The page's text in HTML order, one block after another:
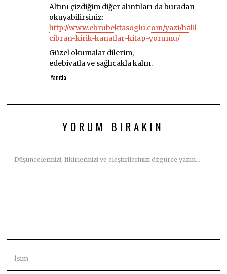
Altını çizdiğim diğer alıntıları da buradan
okuyabilirsiniz:
http://www.ebrubektasoglu.com/yazi/halil-
cibran-kirik-kanatlar-kitap-yorumu/
Güzel okumalar dilerim,
edebiyatla ve sağlıcakla kalın.
Yanıtla
YORUM BIRAKIN